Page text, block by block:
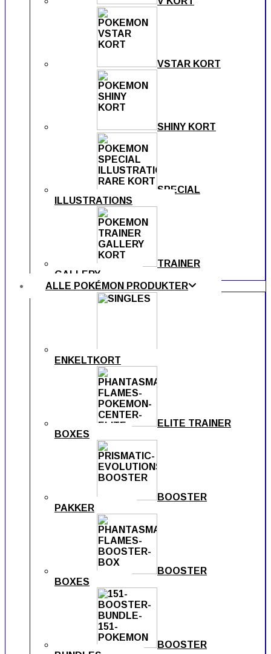
VSTAR KORT
SHINY KORT
SPECIAL
ILLUSTRATIONS
TRAINER
GALLERY
ALLE POKÉMON PRODUKTER
ENKELTKORT
ELITE TRAINER
BOXES
BOOSTER
PAKKER
BOOSTER
BOXES
BOOSTER